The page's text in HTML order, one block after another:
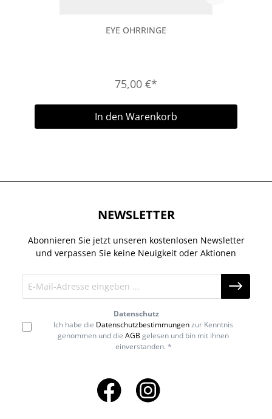
EYE OHRRINGE
75,00 €*
In den Warenkorb
NEWSLETTER
Abonnieren Sie jetzt unseren kostenlosen Newsletter
und verpassen Sie keine Neuigkeit oder Aktionen
Datenschutz
Ich habe die Datenschutzbestimmungenzur Kenntnis
genommen und die AGB gelesen und bin mit ihnen
einverstanden. *